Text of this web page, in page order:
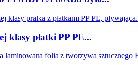
klasy płatki PP PE...